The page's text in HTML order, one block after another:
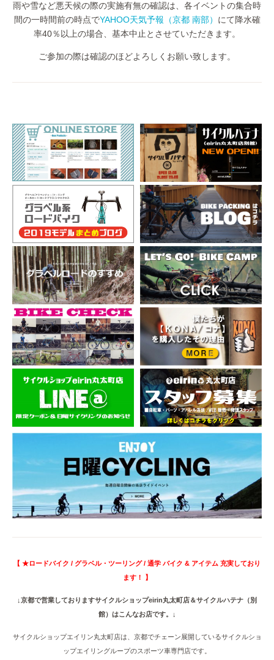
雨や雪など悪天候の際の実施有無の確認は、各イベントの集合時
間の一時間前の時点でYAHOO天気予報（京都 南部） にて降水確
率40％以上の場合、基本中止とさせていただきます。
ご参加の際は確認のほどよろしくお願い致します。
【 ★ロードバイク / グラベル・ツーリング / 通学 バイク & アイテム 充実しており
ます！ 】
↓京都で営業しておりますサイクルショップeirin丸太町店＆サイクルハテナ（別
館）はこんなお店です。↓
サイクルショップエイリン丸太町店は、京都でチェーン展開しているサイクルショ
ップエイリングループのスポーツ車専門店です。